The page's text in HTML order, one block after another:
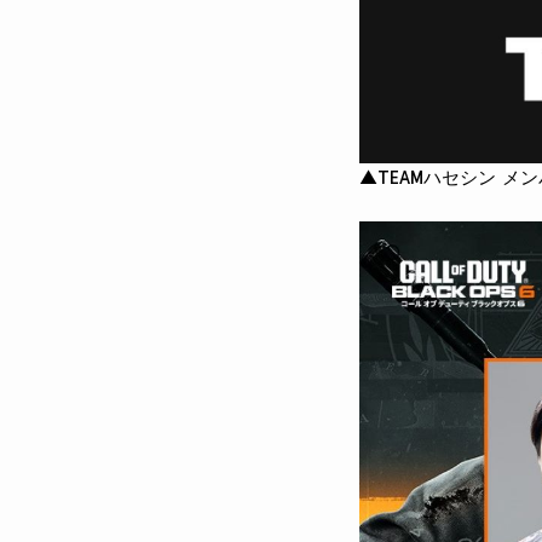
▲TEAMハセシン メン